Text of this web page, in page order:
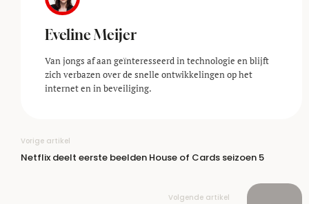
Eveline Meijer
Van jongs af aan geïnteresseerd in technologie en blijft
zich verbazen over de snelle ontwikkelingen op het
internet en in beveiliging.
Vorige artikel
Netflix deelt eerste beelden House of Cards seizoen 5
Volgende artikel